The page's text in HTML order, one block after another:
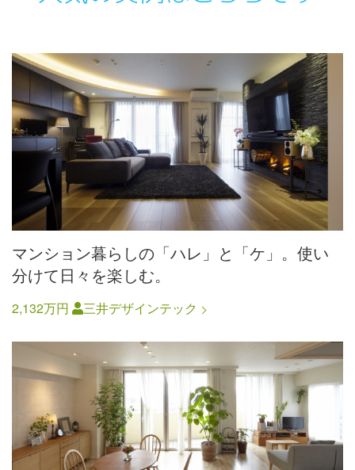
マンション暮らしの「ハレ」と「ケ」。使い
分けて日々を楽しむ。
2,132万円 三井デザインテック